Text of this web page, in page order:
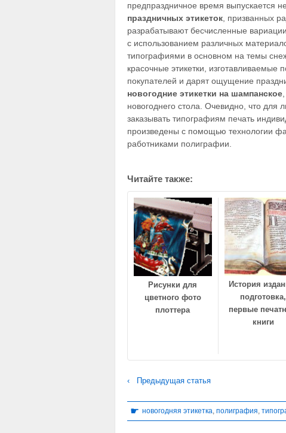
предпраздничное время выпускается
праздничных этикеток , призванных
разрабатывают бесчисленные вариации
с использованием различных
типографиями в основном на темы
красочные этикетки,
покупателей и дарят ощущение
новогодние этикетки на шампанское
новогоднего стола. Очевидно, что для
заказывать типографиям печать
произведены с помощью технологии
работниками полиграфии.
Читайте также:
Рисунки для
цветного фото
плоттера
История
подготовка,
первые
книги
‹ Предыдущая статья
☛ новогодняя этикетка, полиграфия,